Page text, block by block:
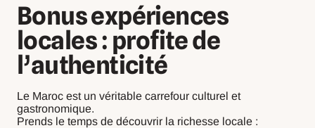
Bonus expériences
locales : profite de
l’authenticité
Le Maroc est un véritable carrefour culturel et
gastronomique.
Prends le temps de découvrir la richesse locale :